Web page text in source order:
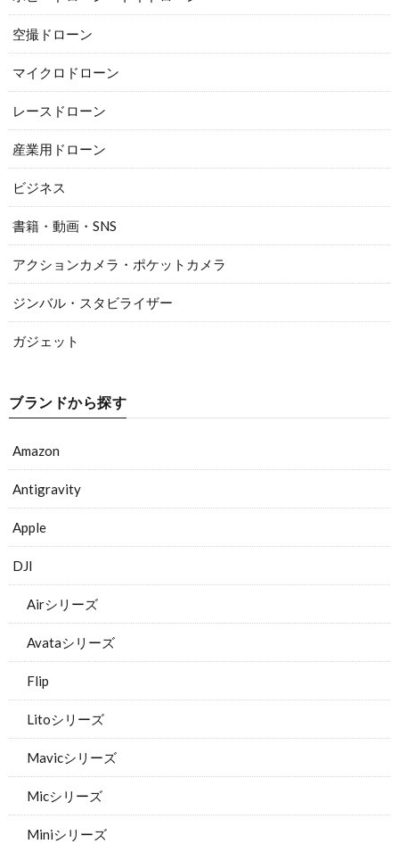
空撮ドローン
マイクロドローン
レースドローン
産業用ドローン
ビジネス
書籍・動画・SNS
アクションカメラ・ポケットカメラ
ジンバル・スタビライザー
ガジェット
ブランドから探す
Amazon
Antigravity
Apple
DJI
Airシリーズ
Avataシリーズ
Flip
Litoシリーズ
Mavicシリーズ
Micシリーズ
Miniシリーズ